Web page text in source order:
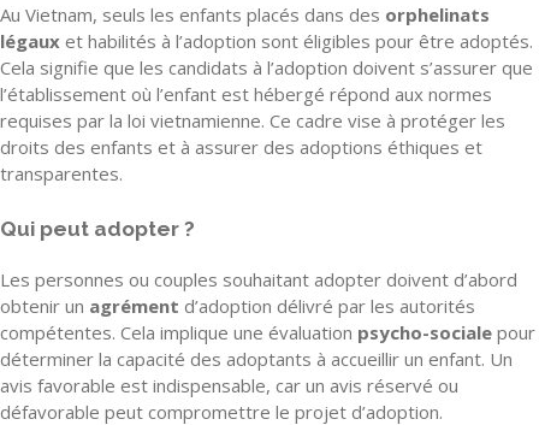
Au Vietnam, seuls les enfants placés dans des orphelinats
légaux et habilités à l’adoption sont éligibles pour être adoptés.
Cela signifie que les candidats à l’adoption doivent s’assurer que
l’établissement où l’enfant est hébergé répond aux normes
requises par la loi vietnamienne. Ce cadre vise à protéger les
droits des enfants et à assurer des adoptions éthiques et
transparentes.
Qui peut adopter ?
Les personnes ou couples souhaitant adopter doivent d’abord
obtenir un agrément d’adoption délivré par les autorités
compétentes. Cela implique une évaluation psycho-sociale pour
déterminer la capacité des adoptants à accueillir un enfant. Un
avis favorable est indispensable, car un avis réservé ou
défavorable peut compromettre le projet d’adoption.